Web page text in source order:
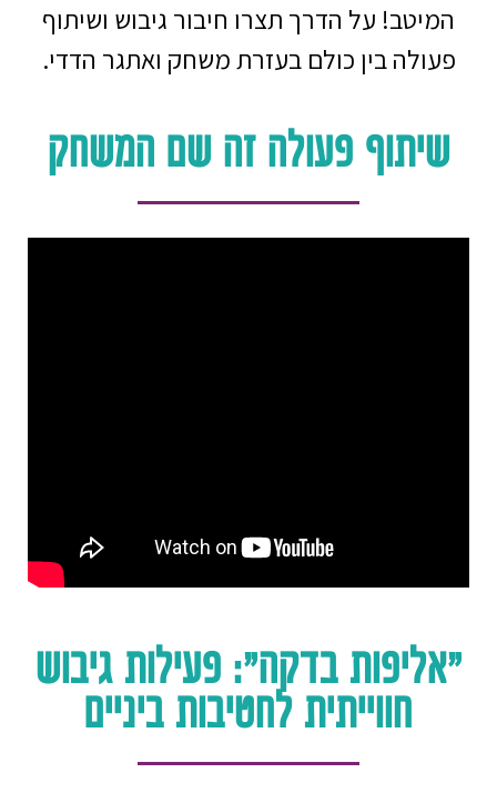
המיטב! על הדרך תצרו חיבור גיבוש ושיתוף
פעולה בין כולם בעזרת משחק ואתגר הדדי.
שיתוף פעולה זה שם המשחק
"אליפות בדקה": פעילות גיבוש
חווייתית לחטיבות ביניים